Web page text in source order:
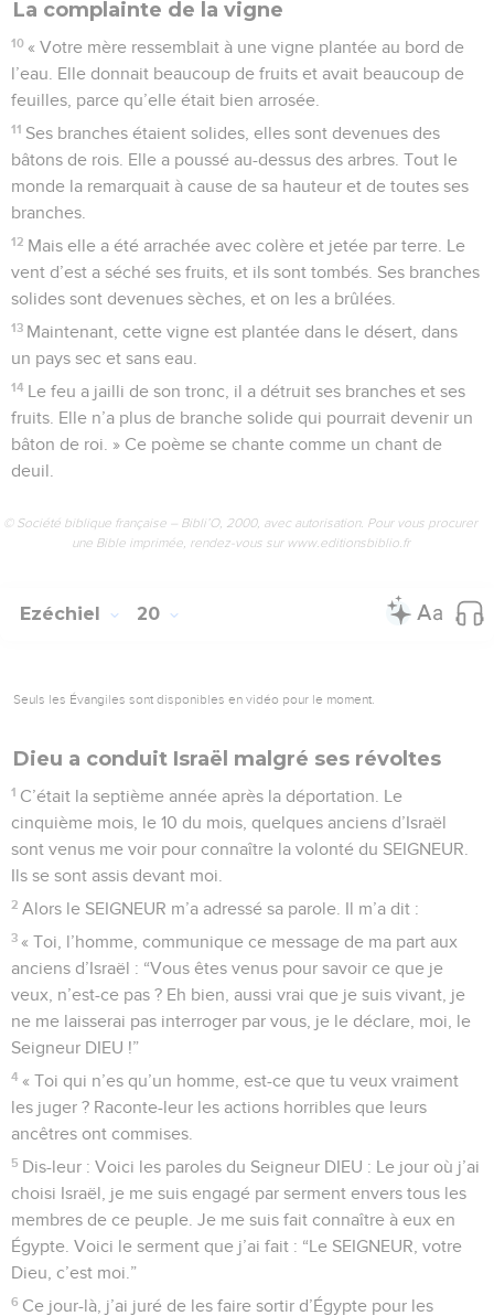
La complainte de la vigne
10 « Votre mère ressemblait à une vigne plantée au bord de
l’eau. Elle donnait beaucoup de fruits et avait beaucoup de
feuilles, parce qu’elle était bien arrosée.
11 Ses branches étaient solides, elles sont devenues des
bâtons de rois. Elle a poussé au-dessus des arbres. Tout le
monde la remarquait à cause de sa hauteur et de toutes ses
branches.
12 Mais elle a été arrachée avec colère et jetée par terre. Le
vent d’est a séché ses fruits, et ils sont tombés. Ses branches
solides sont devenues sèches, et on les a brûlées.
13 Maintenant, cette vigne est plantée dans le désert, dans
un pays sec et sans eau.
14 Le feu a jailli de son tronc, il a détruit ses branches et ses
fruits. Elle n’a plus de branche solide qui pourrait devenir un
bâton de roi. » Ce poème se chante comme un chant de
deuil.
© Société biblique française – Bibli’O, 2000, avec autorisation. Pour vous procurer
une Bible imprimée, rendez-vous sur www.editionsbiblio.fr
Ezéchiel 20
Seuls les Évangiles sont disponibles en vidéo pour le moment.
Dieu a conduit Israël malgré ses révoltes
1 C’était la septième année après la déportation. Le
cinquième mois, le 10 du mois, quelques anciens d’Israël
sont venus me voir pour connaître la volonté du SEIGNEUR.
Ils se sont assis devant moi.
2 Alors le SEIGNEUR m’a adressé sa parole. Il m’a dit :
3 « Toi, l’homme, communique ce message de ma part aux
anciens d’Israël : “Vous êtes venus pour savoir ce que je
veux, n’est-ce pas ? Eh bien, aussi vrai que je suis vivant, je
ne me laisserai pas interroger par vous, je le déclare, moi, le
Seigneur DIEU !”
4 « Toi qui n’es qu’un homme, est-ce que tu veux vraiment
les juger ? Raconte-leur les actions horribles que leurs
ancêtres ont commises.
5 Dis-leur : Voici les paroles du Seigneur DIEU : Le jour où j’ai
choisi Israël, je me suis engagé par serment envers tous les
membres de ce peuple. Je me suis fait connaître à eux en
Égypte. Voici le serment que j’ai fait : “Le SEIGNEUR, votre
Dieu, c’est moi.”
6 Ce jour-là, j’ai juré de les faire sortir d’Égypte pour les